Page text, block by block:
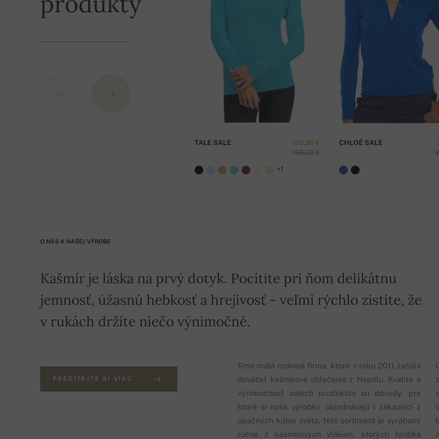
133,30 €
155,00 €
TALE SALE
+1
CHLOÉ SALE
O NÁS A NAŠEJ VÝROBE
Kašmír je láska na prvý dotyk. Pocítite pri ňom delikátnu
jemnosť, úžasnú hebkosť a hrejivosť - veľmi rýchlo zistíte, že
v rukách držíte niečo výnimočné.
Sme malá rodinná firma, ktorá v roku 2011 začala
dovážať kašmírové oblečenie z Nepálu. Kvalita a
výnimočnosť našich produktov sú dôvody, pre
ktoré si naše výrobky objednávajú i zákazníci z
opačných kútov sveta. Náš sortiment je vyrábaný
ručne z kašmírových vlákien, ktorých hrúbka
PREČITAJTE SI VIAC